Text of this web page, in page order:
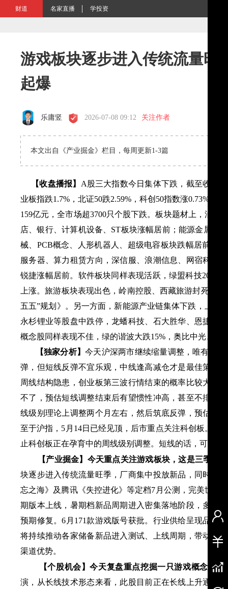
财道 名家直播 学投资
游戏板块逐步进入传统流量旺
起爆
乐庸竖 2026-07-08 09:12 关注作者
本文出自《产业掘金》栏目，每周更新1-3篇
【收盘播报】 A股三大指数今日集体下跌，截至收盘
业板指跌1.7%，北证50跌2.59%，科创50指数涨0.73%。
159亿元，全市场超3700只个股下跌。板块题材上，油气
店、银行、计算机设备、ST板块涨幅居前；能源金属、
械、PCB概念、人形机器人、超级电容板块跌幅居前。
服务器、算力租赁方向，深信服、浪潮信息、网宿科技
锐捷涨幅居前。软件板块同样表现活跃，绿盟科技20cm
上涨。旅游板块表现出色，岭南控股、西藏旅游封死涨
五五”规划》。另一方面，新能源产业链集体下跌，上游
永杉锂业等股盘中跌停，龙蟠科技、石大胜华、恩捷股
概念股同样表现不佳，绿的谐波大跌15%，奥比中光、昊
【独家分析】今天沪深两市继续缩量调整，唯有科
弹，但短线反弹不宜乐观，中线逢高减仓才是最佳策略
周线结构隐患，创业板第三波行情结束的概率比较大。
不了，预估短线调整结束后有望惯性冲高，甚至不排除
线级别理论上调整两个月左右，然后筑底反弹，预估科
至于沪指，5月14日已经见顶，后市重点关注科创板。交
止科创板正在孕育中的周线级别调整。短线的话，可火中
【产业掘金】 今天重点关注游戏板块 ，这是三季度
块逐步进入传统流量旺季，厂商集中投放新品，同时各
忘之海》及腾讯《失控进化》等定档7月公测，完美世界
期版本上线，暑期档新品周期进入密集落地阶段，多款
预期修复。6月171款游戏版号获批。行业供给呈现品类
将持续推动各家储备新品进入测试、上线周期，带动板
渠道优势。
【个股机会】今天复盘重点挖掘一只游戏概念股。
演，从长线技术形态来看，此股目前正在长线上升通道